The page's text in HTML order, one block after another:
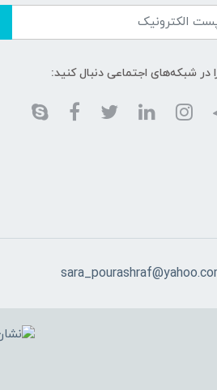
در شبکه‌های اجتماعی دنبال کنید: